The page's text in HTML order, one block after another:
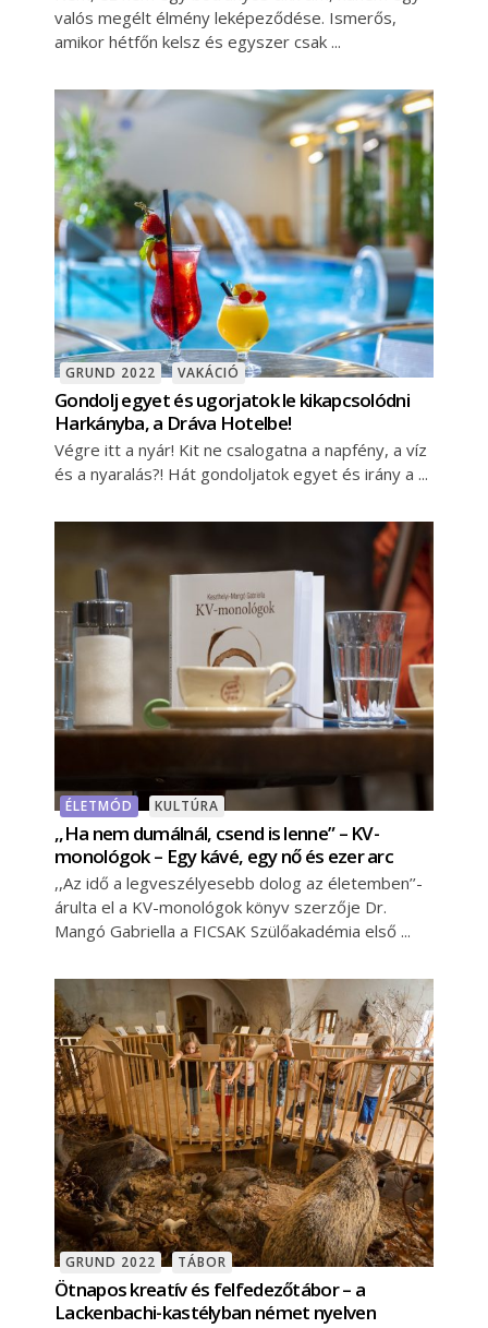
valós megélt élmény leképeződése. Ismerős,
amikor hétfőn kelsz és egyszer csak
GRUND 2022 VAKÁCIÓ
Gondolj egyet és ugorjatok le kikapcsolódni
Harkányba, a Dráva Hotelbe!
Végre itt a nyár! Kit ne csalogatna a napfény, a víz
és a nyaralás?! Hát gondoljatok egyet és irány a
ÉLETMÓD KULTÚRA
,,Ha nem dumálnál, csend is lenne” – KV-
monológok – Egy kávé, egy nő és ezer arc
,,Az idő a legveszélyesebb dolog az életemben’’-
árulta el a KV-monológok könyv szerzője Dr.
Mangó Gabriella a FICSAK Szülőakadémia első
GRUND 2022 TÁBOR
Ötnapos kreatív és felfedezőtábor – a
Lackenbachi-kastélyban német nyelven